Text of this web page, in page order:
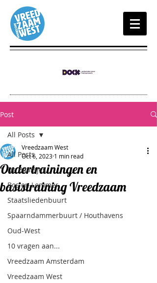
Post
All Posts
De Baarsjes
Bos en Lommer
Staatsliedenbuurt
Spaarndammerbuurt / Houthavens
Oud-West
10 vragen aan...
Vreedzaam Amsterdam
Vreedzaam West
All Posts
Oudertrainingen en
basistraining Vreedzaam
Vreedzaam West
Oct 6, 2023 1 min read